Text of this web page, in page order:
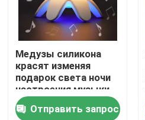
Дом
Продукты
Медузы силикона
красят изменяя
подарок света ночи
настроения музыки
таймера для детей
Отправить запрос